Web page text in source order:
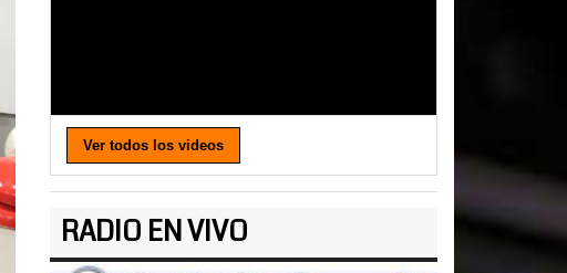
Ver todos los videos
RADIO EN VIVO